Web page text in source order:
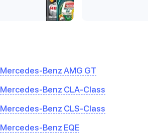
Mercedes-Benz AMG GT
Mercedes-Benz CLA-Class
Mercedes-Benz CLS-Class
Mercedes-Benz EQE